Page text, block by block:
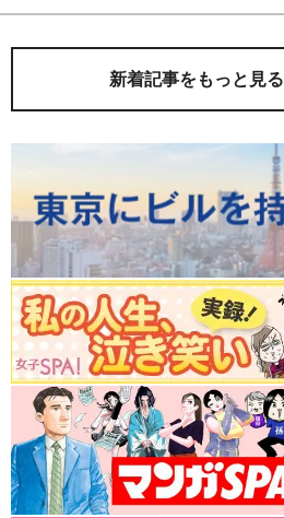
新着記事をもっと見る